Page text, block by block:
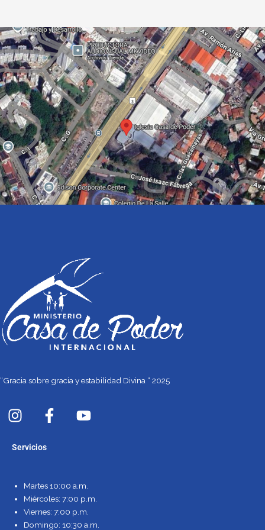
“Gracia sobre gracia y estabilidad Divina “ 2025
I
n
t
g
r
a
m
F
a
o
o
k
-
Y
o
b
e
Servicios
Martes 10:00 a.m.
Miércoles: 7:00 p.m.
Viernes: 7:00 p.m.
Domingo: 10:30 a.m.